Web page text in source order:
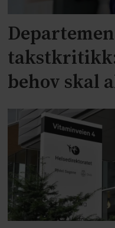
takstkritikk:
behov skal